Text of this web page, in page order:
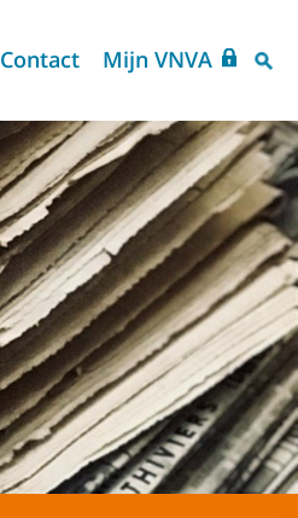
Contact Mijn VNVA